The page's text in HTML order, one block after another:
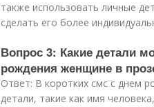
также использовать личные
сделать его более
Вопрос 3: Какие детали
рождения женщине в
Ответ: В коротких смс с днем
детали, такие как имя